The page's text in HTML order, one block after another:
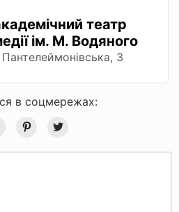
театр
ім. М. Водяного
3
в соцмережах: